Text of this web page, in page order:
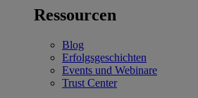
Ressourcen
Blog
Erfolgsgeschichten
Events und Webinare
Trust Center